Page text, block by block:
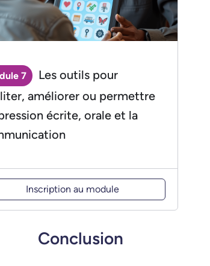
7
Les outils pour
améliorer ou permettre
écrite, orale et la
Inscription au module
Conclusion